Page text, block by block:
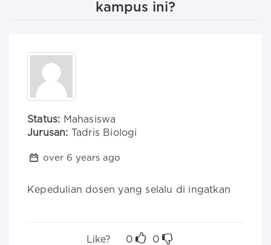
kampus ini?
Status: Mahasiswa
Jurusan: Tadris Biologi
over 6 years ago
Kepedulian dosen yang selalu di ingatkan
Like? 0 0